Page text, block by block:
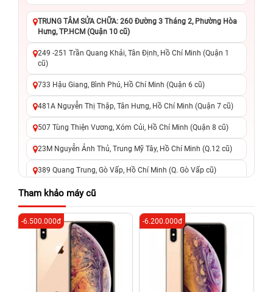
TRUNG TÂM SỬA CHỮA: 260 Đường 3 Tháng 2, Phường Hòa
Hưng, TP.HCM (Quận 10 cũ)
249 -251 Trần Quang Khải, Tân Định, Hồ Chí Minh (Quận 1
cũ)
733 Hậu Giang, Bình Phú, Hồ Chí Minh (Quận 6 cũ)
481A Nguyễn Thị Thập, Tân Hưng, Hồ Chí Minh (Quận 7 cũ)
507 Tùng Thiện Vương, Xóm Củi, Hồ Chí Minh (Quận 8 cũ)
23M Nguyễn Ảnh Thủ, Trung Mỹ Tây, Hồ Chí Minh (Q.12 cũ)
389 Quang Trung, Gò Vấp, Hồ Chí Minh (Q. Gò Vấp cũ)
625 - 625A Âu Cơ, Tân Phú, Hồ Chí Minh (Quận Tân Phú cũ)
326 Lê Văn Việt, Tăng Nhơn Phú, Hồ Chí Minh (Q.9 TP. Thủ
Đức cũ)
256 Võ Văn Ngân, Thủ Đức, Hồ Chí Minh (Bình Thọ, TP. Thủ
Đức Cũ)
70 Nguyễn An Ninh, Dĩ An, Hồ Chí Minh (Bình Dương Cũ)
Tham khảo máy cũ
-6.500.000đ -6.200.000đ